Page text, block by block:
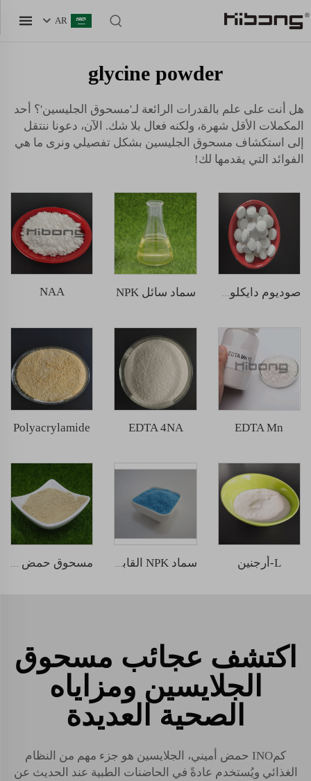
AR
glycine powder
هل أنت على علم بالقدرات الرائعة لـ'مسحوق الجليسين'؟ أحد
المكملات الأقل شهرة، ولكنه فعال بلا شك. الآن، دعونا ننتقل
إلى استكشاف مسحوق الجليسين بشكل تفصيلي ونرى ما هي
الفوائد التي يقدمها لك!
صوديوم دايكلوروإيسوسيانورات (SDIC) سماد سائل NPK NAA
EDTA Mn
EDTA 4NA
Polyacrylamide
L-أرجنين سماد NPK القابل للذوبان في الماء 20-20-20 مسحوق حمض أميني
اكتشف عجائب مسحوق
الجلايسين ومزاياه
الصحية العديدة
كمINO حمض أميني، الجلايسين هو جزء مهم من النظام
الغذائي ويُستخدم عادةً في الحاضنات الطبية عند الحديث عن